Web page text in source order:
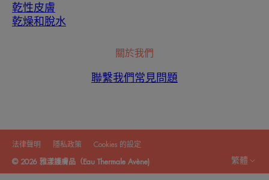
乾性皮膚
乾燥和脫水
關於我們
聯繫我們常見問題
法律聲明 隱私政策 Cookies 的設定
© 2026 雅漾護膚品（Eau Thermale Avène) 繁體